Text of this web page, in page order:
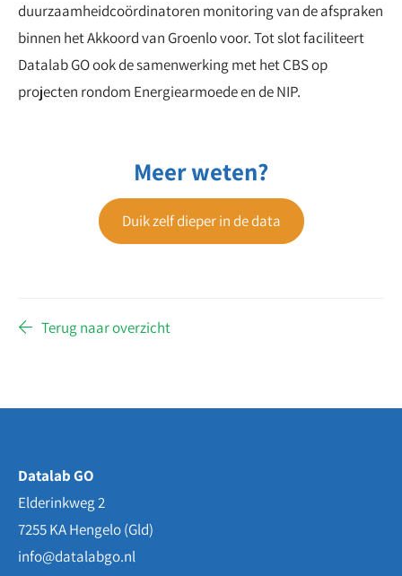
duurzaamheidcoördinatoren monitoring van de afspraken
binnen het Akkoord van Groenlo voor. Tot slot faciliteert
Datalab GO ook de samenwerking met het CBS op
projecten rondom Energiearmoede en de NIP.
Meer weten?
Duik zelf dieper in de data
Terug naar overzicht
Datalab GO
Elderinkweg 2
7255 KAHengelo (Gld)
info@datalabgo.nl